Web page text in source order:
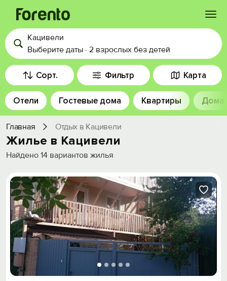
Войти
Избранное
История просмотра
Добавить свой объект
Кацивели
Выберите даты · 2 взрослых без детей
Сорт. Фильтр Карта
Отели Гостевые дома Квартиры Дома
Главная Отдых в Кацивели
Жилье в Кацивели
Найдено 14 вариантов жилья